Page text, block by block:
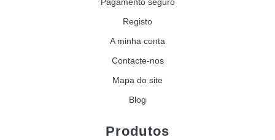
Pagamento seguro
Registo
A minha conta
Contacte-nos
Mapa do site
Blog
Produtos